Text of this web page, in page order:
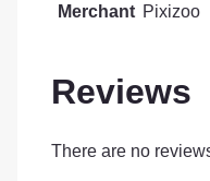
Merchant Pixizoo
Reviews
There are no